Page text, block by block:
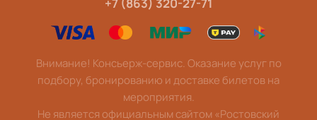
Внимание! Консьерж-сервис. Оказание услуг по
подбору, бронированию и доставке билетов на
мероприятия.
Не является официальным сайтом «Ростовский